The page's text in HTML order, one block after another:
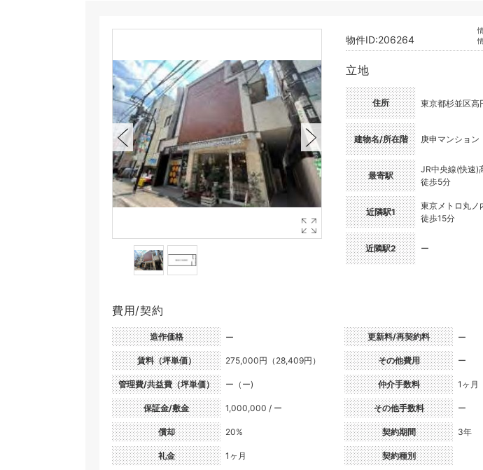
物件ID:206264
立地
住所 東京都杉並区
建物名/所在階 庚申マンショ
最寄駅
JR中央線(快速)
徒歩5分
近隣駅1
東京メトロ丸ノ
徒歩15分
近隣駅2 ー
費用/契約
造作価格 ー
賃料（坪単価） 275,000円（28,409円）
管理費/共益費（坪単価） ー（ー)
保証金/敷金 1,000,000 / ー
償却 20%
礼金 1ヶ月
更新料/再契約料 ー
その他費用 ー
仲介手数料 1ヶ月
その他手数料 ー
契約期間 3年
契約種別